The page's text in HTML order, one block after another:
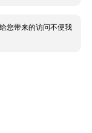
您带来的访问不便我